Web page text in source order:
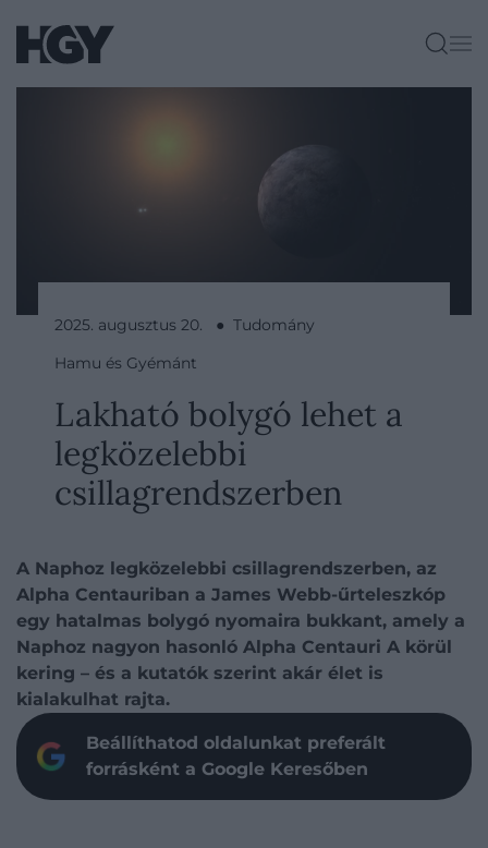
2025. augusztus 20. ● Tudomány
Hamu és Gyémánt
Lakható bolygó lehet a
legközelebbi
csillagrendszerben
A Naphoz legközelebbi csillagrendszerben, az
Alpha Centauriban a James Webb-űrteleszkóp
egy hatalmas bolygó nyomaira bukkant, amely a
Naphoz nagyon hasonló Alpha Centauri A körül
kering – és a kutatók szerint akár élet is
kialakulhat rajta.
Beállíthatod oldalunkat preferált
forrásként a Google Keresőben